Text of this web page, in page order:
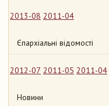
2013-08 2011-04
Єпархіальні відомості
2012-07 2011-05 2011-04
Новини